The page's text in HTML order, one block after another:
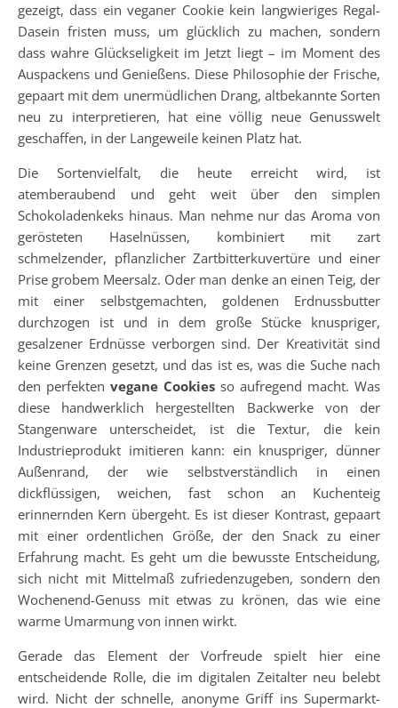
gezeigt, dass ein veganer Cookie kein langwieriges Regal-
Dasein fristen muss, um glücklich zu machen, sondern
dass wahre Glückseligkeit im Jetzt liegt – im Moment des
Auspackens und Genießens. Diese Philosophie der Frische,
gepaart mit dem unermüdlichen Drang, altbekannte Sorten
neu zu interpretieren, hat eine völlig neue Genusswelt
geschaffen, in der Langeweile keinen Platz hat.
Die Sortenvielfalt, die heute erreicht wird, ist
atemberaubend und geht weit über den simplen
Schokoladenkeks hinaus. Man nehme nur das Aroma von
gerösteten Haselnüssen, kombiniert mit zart
schmelzender, pflanzlicher Zartbitterkuvertüre und einer
Prise grobem Meersalz. Oder man denke an einen Teig, der
mit einer selbstgemachten, goldenen Erdnussbutter
durchzogen ist und in dem große Stücke knuspriger,
gesalzener Erdnüsse verborgen sind. Der Kreativität sind
keine Grenzen gesetzt, und das ist es, was die Suche nach
den perfekten vegane Cookies so aufregend macht. Was
diese handwerklich hergestellten Backwerke von der
Stangenware unterscheidet, ist die Textur, die kein
Industrieprodukt imitieren kann: ein knuspriger, dünner
Außenrand, der wie selbstverständlich in einen
dickflüssigen, weichen, fast schon an Kuchenteig
erinnernden Kern übergeht. Es ist dieser Kontrast, gepaart
mit einer ordentlichen Größe, der den Snack zu einer
Erfahrung macht. Es geht um die bewusste Entscheidung,
sich nicht mit Mittelmaß zufriedenzugeben, sondern den
Wochenend-Genuss mit etwas zu krönen, das wie eine
warme Umarmung von innen wirkt.
Gerade das Element der Vorfreude spielt hier eine
entscheidende Rolle, die im digitalen Zeitalter neu belebt
wird. Nicht der schnelle, anonyme Griff ins Supermarkt-